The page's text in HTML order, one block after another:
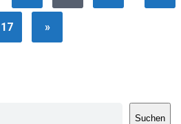
17 »
Suchen